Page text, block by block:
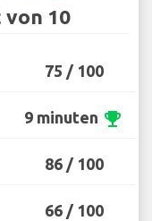
von 10
75 / 100
9 minuten emoji_events
86 / 100
66 / 100